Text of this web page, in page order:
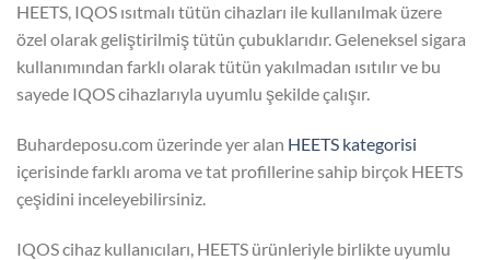
HEETS, IQOS ısıtmalı tütün cihazları ile kullanılmak üzere
özel olarak geliştirilmiş tütün çubuklarıdır. Geleneksel sigara
kullanımından farklı olarak tütün yakılmadan ısıtılır ve bu
sayede IQOS cihazlarıyla uyumlu şekilde çalışır.
Buhardeposu.com üzerinde yer alan HEETS kategorisi
içerisinde farklı aroma ve tat profillerine sahip birçok HEETS
çeşidini inceleyebilirsiniz.
IQOS cihaz kullanıcıları, HEETS ürünleriyle birlikte uyumlu